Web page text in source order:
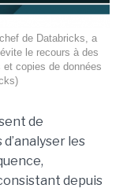
de Databricks, a
le recours à des
copies de données
de
les
depuis